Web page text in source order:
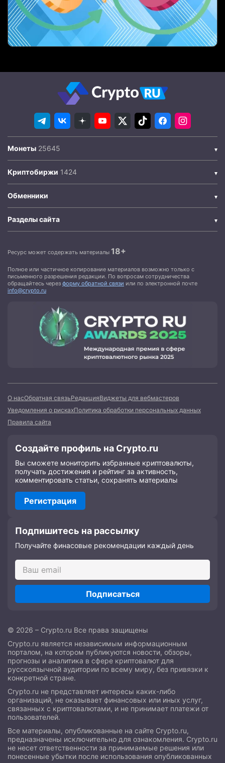
Монеты
Криптобиржи
Обменники
Разделы сайта
Ресурс может содержать материалы 18+
Полное или частичное копирование материалов возможно только с
письменного разрешения редакции. По вопросам сотрудничества
обращайтесь через форму обратной связи или по электронной почте
info@crypto.ru
О насОбратная связьРедакцияВиджеты для вебмастеров
Уведомления о рискахПолитика обработки персональных данных
Правила сайта
Создайте профиль на Crypto.ru
Вы сможете мониторить избранные криптовалюты,
получать достижения и рейтинг за активность,
комментировать статьи, сохранять материалы
Регистрация
Подпишитесь на рассылку
Получайте финасовые рекомендации каждый день
Подписаться
© 2026 – Crypto.ru Все права защищены
Crypto.ru является независимым информационным
порталом, на котором публикуются новости, обзоры,
прогнозы и аналитика в сфере криптовалют для
русскоязычной аудитории по всему миру, без привязки к
конкретной стране.
Crypto.ru не представляет интересы каких-либо
организаций, не оказывает финансовых или иных услуг,
связанных с криптовалютами, и не принимает платежи от
пользователей.
Все материалы, опубликованные на сайте Crypto.ru,
предназначены исключительно для ознакомления. Crypto.ru
не несет ответственности за принимаемые решения или
понесенные убытки после использования опубликованных